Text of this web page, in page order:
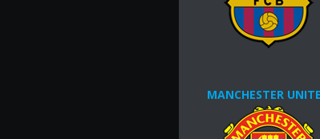
MANCHESTER